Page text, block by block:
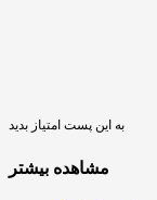
به این پست امتیاز بدید
مشاهده بیشتر